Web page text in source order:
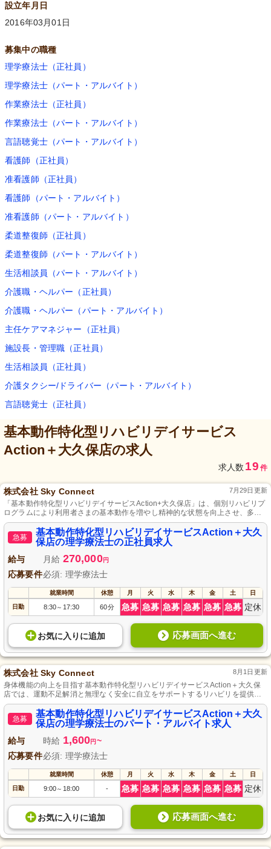
設立年月日
2016年03月01日
募集中の職種
理学療法士（正社員）
理学療法士（パート・アルバイト）
作業療法士（正社員）
作業療法士（パート・アルバイト）
言語聴覚士（パート・アルバイト）
看護師（正社員）
准看護師（正社員）
看護師（パート・アルバイト）
准看護師（パート・アルバイト）
柔道整復師（正社員）
柔道整復師（パート・アルバイト）
生活相談員（パート・アルバイト）
介護職・ヘルパー（正社員）
介護職・ヘルパー（パート・アルバイト）
主任ケアマネジャー（正社員）
施設長・管理職（正社員）
生活相談員（正社員）
介護タクシー/ドライバー（パート・アルバイト）
言語聴覚士（正社員）
基本動作特化型リハビリデイサービス
Action＋大久保店の求人
求人数 19 件
株式会社 Sky Connect 7月29日更新
「基本動作特化型リハビリデイサービスAction+大久保店」は、個別リハビリプ
ログラムにより利用者さまの基本動作を増やし精神的な状態を向上させ、多様
な働き方を応援する素晴らしい環境を提供しています。
急募
基本動作特化型リハビリデイサービスAction＋大久
保店の理学療法士の正社員求人
給与 月給 270,000円
応募要件必須: 理学療法士
就業時間 休憩 月 火 水 木 金 土 日
日勤 8:30～ 17:30 60分 急募 急募 急募 急募 急募 急募 定休
お気に入り に追加 応募画面へ進む
株式会社 Sky Connect 8月1日更新
身体機能の向上を目指す基本動作特化型リハビリデイサービスAction＋大久保
店では、運動不足解消と無理なく安全に自立をサポートするリハビリを提供し
ています。
急募
基本動作特化型リハビリデイサービスAction＋大久
保店の理学療法士のパート・アルバイト求人
給与 時給 1,600円 ~
応募要件必須: 理学療法士
就業時間 休憩 月 火 水 木 金 土 日
日勤 9:00～ 18:00 - 急募 急募 急募 急募 急募 急募 定休
お気に入り に追加 応募画面へ進む